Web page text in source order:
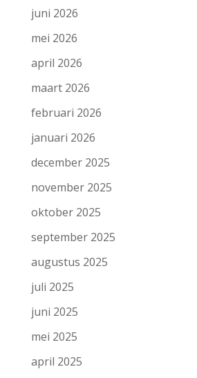
juni 2026
mei 2026
april 2026
maart 2026
februari 2026
januari 2026
december 2025
november 2025
oktober 2025
september 2025
augustus 2025
juli 2025
juni 2025
mei 2025
april 2025